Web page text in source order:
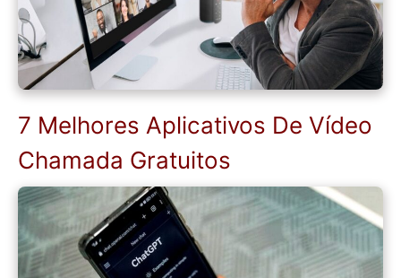
7 Melhores Aplicativos De Vídeo
Chamada Gratuitos